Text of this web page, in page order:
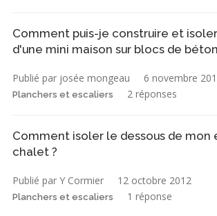
Comment puis-je construire et
d'une mini maison sur blocs de
Publié par josée mongeau 6 novembre
Planchers et escaliers 2 réponses
Comment isoler le dessous de mon
chalet ?
Publié par Y Cormier 12 octobre 2012
Planchers et escaliers 1 réponse